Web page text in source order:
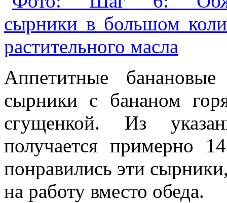
Аппетитные
сырники с бананом
сгущенкой. Из
получается примерно
понравились эти
на работу вместо обеда.